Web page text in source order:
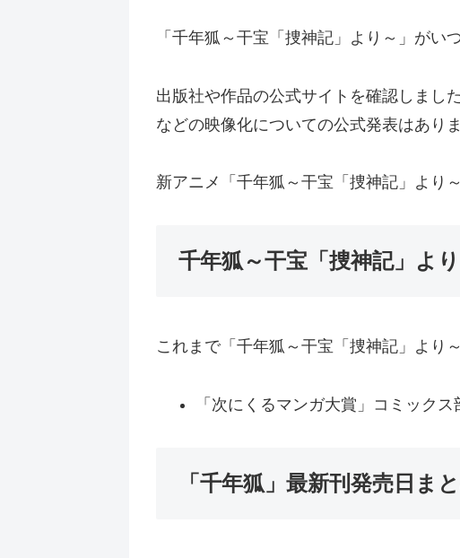
「千年狐～干宝「捜神記」より～」がい
出版社や作品の公式サイトを確認しまし
などの映像化についての公式発表はありま
新アニメ「千年狐～干宝「捜神記」より
千年狐～干宝「捜神記」よ
これまで「千年狐～干宝「捜神記」より
「次にくるマンガ大賞」コミック
「千年狐」最新刊発売日ま